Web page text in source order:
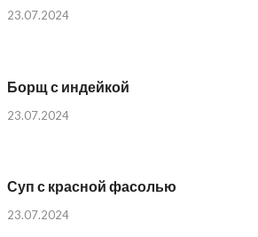
23.07.2024
Борщ с индейкой
23.07.2024
Суп с красной фасолью
23.07.2024